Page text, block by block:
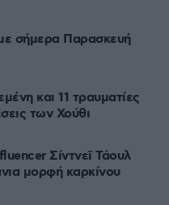
σήμερα Παρασκευή
και 11 τραυματίες
των Χούθι
Σίντνεϊ Τάουλ
μορφή καρκίνου